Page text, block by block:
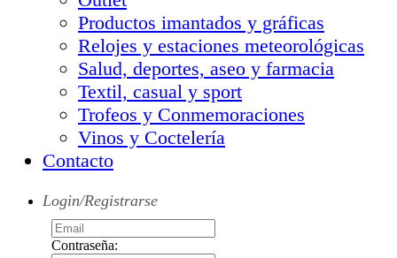
Productos imantados y gráficas
Relojes y estaciones meteorológicas
Salud, deportes, aseo y farmacia
Textil, casual y sport
Trofeos y Conmemoraciones
Vinos y Coctelería
Contacto
Login/Registrarse
Contraseña: